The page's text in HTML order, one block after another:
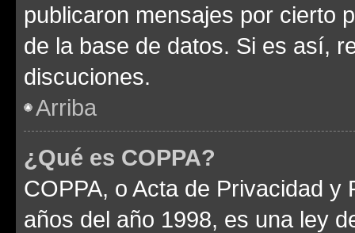
publicaron mensajes por cierto
de la base de datos. Si es así,
discuciones.
Arriba
¿Qué es COPPA?
COPPA, o Acta de Privacidad
años del año 1998, es una ley